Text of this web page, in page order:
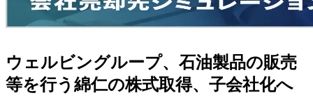
ウェルビングループ、石油製品の販売
等を行う綿仁の株式取得、子会社化へ